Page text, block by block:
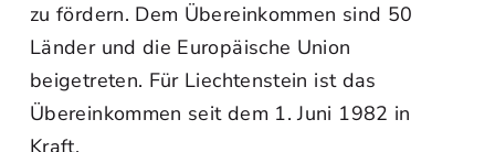
zu fördern. Dem Übereinkommen sind 50
Länder und die Europäische Union
beigetreten. Für Liechtenstein ist das
Übereinkommen seit dem 1. Juni 1982 in
Kraft.